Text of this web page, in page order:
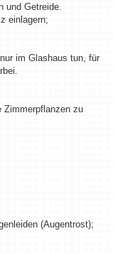
und Getreide.
einlagern;
im Glashaus tun, für
Zimmerpflanzen zu
(Augentrost);